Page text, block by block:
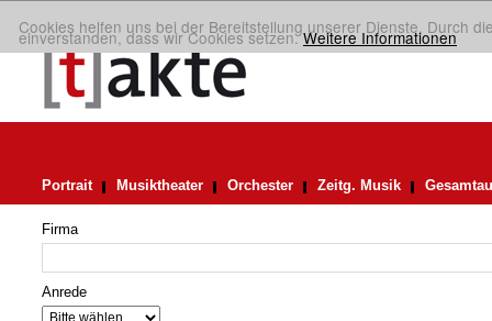
Cookies helfen uns bei der Bereitstellung unserer Dienste. Durch
einverstanden, dass wir Cookies setzen.Weitere Informationen
Portrait Musiktheater Orchester Zeitg. Musik
Firma
Anrede